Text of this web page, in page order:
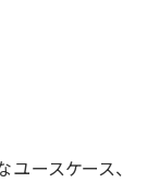
ースケース、